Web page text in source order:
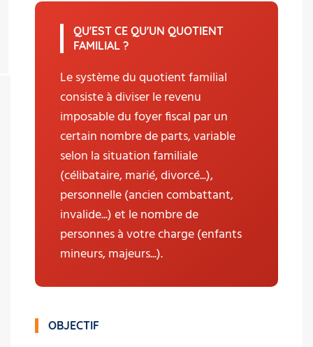
QU'EST CE QU'UN QUOTIENT
FAMILIAL ?
Le système du quotient familial
consiste à diviser le revenu
imposable du foyer fiscal par un
certain nombre de parts, variable
selon la situation familiale
(célibataire, marié, divorcé...),
personnelle (ancien combattant,
invalide...) et le nombre de
personnes à votre charge (enfants
mineurs, majeurs...).
OBJECTIF